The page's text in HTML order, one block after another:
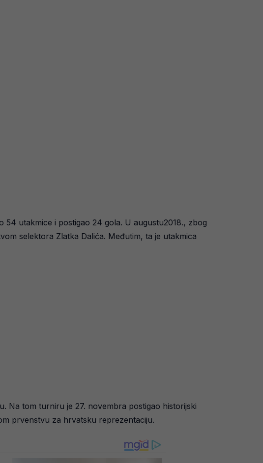
54 utakmice i postigao 24 gola. U augustu2018., zbog
selektora Zlatka Dalića. Međutim, ta je utakmica
Na tom turniru je 27. novembra postigao historijski
prvenstvu za hrvatsku reprezentaciju.